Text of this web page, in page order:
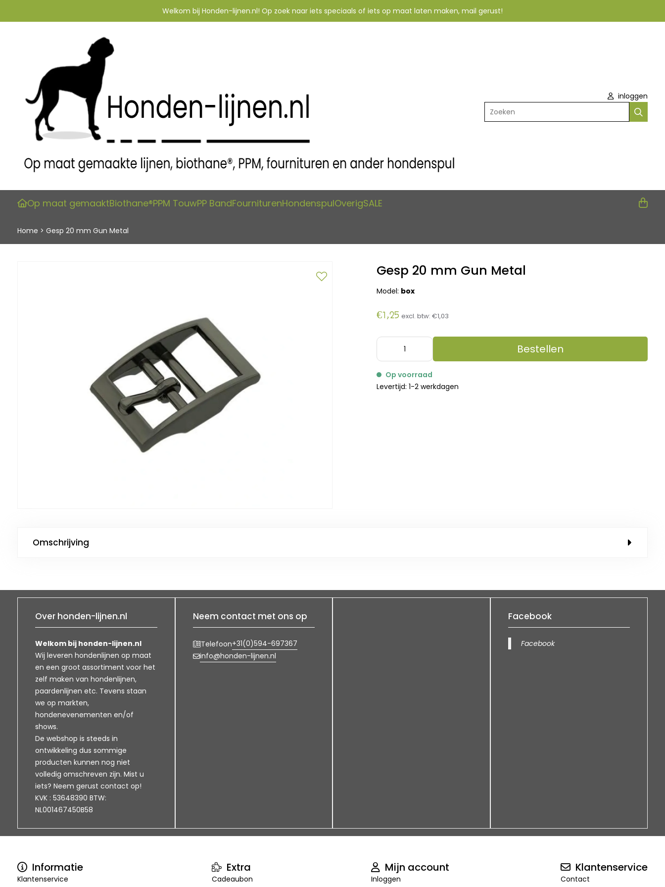
Welkom bij Honden-lijnen.nl! Op zoek naar iets speciaals of iets op maat laten maken, mail gerust!
inloggen
Zoeken
Op maat gemaaktBiothane®PPM TouwPP BandFourniturenHondenspulOverigSALE
Home > Gesp 20 mm Gun Metal
Gesp 20 mm Gun Metal
Model: box
€1,25 excl. btw:€1,03
Bestellen
Op voorraad
Levertijd: 1-2 werkdagen
Omschrijving
Over honden-lijnen.nl
Welkom bij honden-lijnen.nl
Wij leveren hondenlijnen op maat
en een groot assortiment voor het
zelf maken van hondenlijnen,
paardenlijnen etc. Tevens staan
we op markten,
hondenevenementen en/of
shows.
De webshop is steeds in
ontwikkeling dus sommige
producten kunnen nog niet
volledig omschreven zijn. Mist u
iets? Neem gerust contact op!
KVK : 53648390 BTW:
NL001467450B58
Neem contact met ons op
Telefoon+31(0)594-697367
info@honden-lijnen.nl
Facebook
Facebook
Informatie
Klantenservice
Extra
Cadeaubon
Mijn account
Inloggen
Klantenservice
Contact